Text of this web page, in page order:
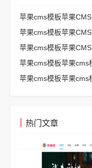
苹果cms模板苹果
苹果cms模板苹果
热门文章